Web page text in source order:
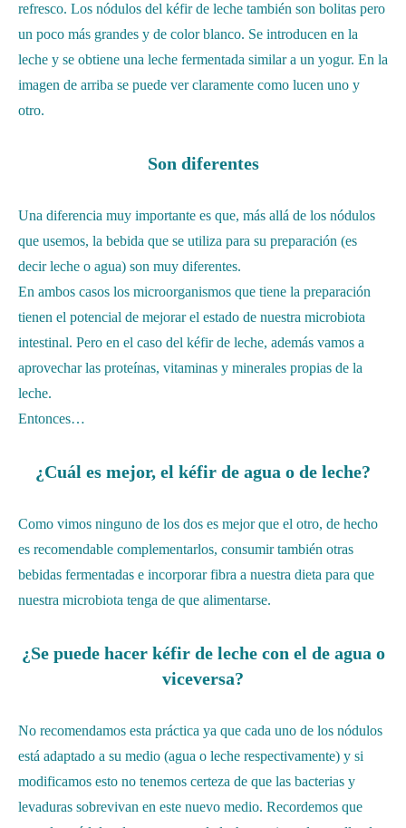
refresco. Los nódulos del kéfir de leche también son bolitas pero
un poco más grandes y de color blanco. Se introducen en la
leche y se obtiene una leche fermentada similar a un yogur. En la
imagen de arriba se puede ver claramente como lucen uno y
otro.
Son diferentes
Una diferencia muy importante es que, más allá de los nódulos
que usemos, la bebida que se utiliza para su preparación (es
decir leche o agua) son muy diferentes.
En ambos casos los microorganismos que tiene la preparación
tienen el potencial de mejorar el estado de nuestra microbiota
intestinal. Pero en el caso del kéfir de leche, además vamos a
aprovechar las proteínas, vitaminas y minerales propias de la
leche.
Entonces…
¿Cuál es mejor, el kéfir de agua o de leche?
Como vimos ninguno de los dos es mejor que el otro, de hecho
es recomendable complementarlos, consumir también otras
bebidas fermentadas e incorporar fibra a nuestra dieta para que
nuestra microbiota tenga de que alimentarse.
¿Se puede hacer kéfir de leche con el de agua o
viceversa?
No recomendamos esta práctica ya que cada uno de los nódulos
está adaptado a su medio (agua o leche respectivamente) y si
modificamos esto no tenemos certeza de que las bacterias y
levaduras sobrevivan en este nuevo medio. Recordemos que